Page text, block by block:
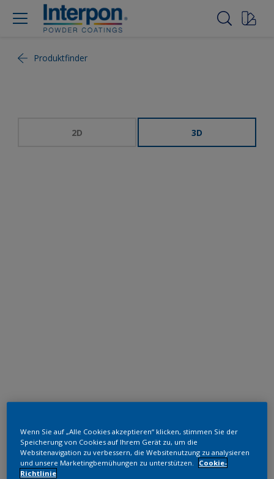
Produktfinder
2D 3D
Silver (Non Opaque)
MW601JR
Wenn Sie auf „Alle Cookies akzeptieren“ klicken, stimmen Sie der
Speicherung von Cookies auf Ihrem Gerät zu, um die
Websitenavigation zu verbessern, die Websitenutzung zu analysieren
und unsere Marketingbemühungen zu unterstützen.
Cookie-
Richtlinie